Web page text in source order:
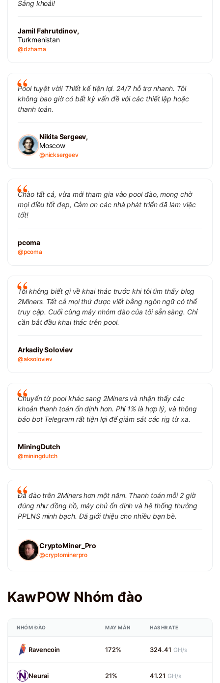
Sảng khoái!
Jamil Fahrutdinov,
Turkmenistan
@dzhama
Pool tuyệt vời! Thiết kế tiện lợi. 24/7 hỗ trợ nhanh. Tôi
không bao giờ có bất kỳ vấn đề với các thiết lập hoặc
thanh toán.
Nikita Sergeev,
Moscow
@nicksergeev
Chào tất cả, vừa mới tham gia vào pool đào, mong chờ
mọi điều tốt đẹp, Cảm ơn các nhà phát triển đã làm việc
tốt!
pcoma
@pcoma
Tôi không biết gì về khai thác trước khi tôi tìm thấy blog
2Miners. Tất cả mọi thứ được viết bằng ngôn ngữ có thể
truy cập. Cuối cùng máy nhóm đào của tôi sẵn sàng. Chỉ
cần bắt đầu khai thác trên pool.
Arkadiy Soloviev
@aksoloviev
Chuyển từ pool khác sang 2Miners và nhận thấy các
khoản thanh toán ổn định hơn. Phí 1% là hợp lý, và thông
báo bot Telegram rất tiện lợi để giám sát các rig từ xa.
MiningDutch
@miningdutch
Đã đào trên 2Miners hơn một năm. Thanh toán mỗi 2 giờ
đúng như đồng hồ, máy chủ ổn định và hệ thống thưởng
PPLNS minh bạch. Đã giới thiệu cho nhiều bạn bè.
CryptoMiner_Pro
@cryptominerpro
KawPOW Nhóm đào
NHÓM ĐÀO MAY MẮN HASHRATE
Ravencoin 172% 324.41 GH/s
Neurai 21% 41.21 GH/s